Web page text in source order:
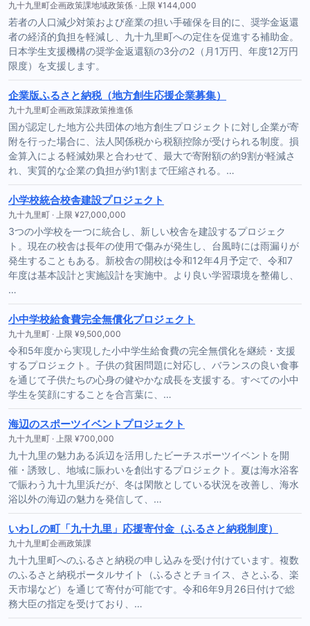
九十九里町企画政策課地域政策係 · 上限 ¥144,000
若者の人口減少対策および産業の担い手確保を目的に、奨学金返還
者の経済的負担を軽減し、九十九里町への定住を促進する補助金。
日本学生支援機構の奨学金返還額の3分の2（月1万円、年度12万円
限度）を支援します。
企業版ふるさと納税（地方創生応援企業募集）
九十九里町企画政策課政策推進係
国が認定した地方公共団体の地方創生プロジェクトに対し企業が寄
附を行った場合に、法人関係税から税額控除が受けられる制度。損
金算入による軽減効果と合わせて、最大で寄附額の約9割が軽減さ
れ、実質的な企業の負担が約1割まで圧縮される。…
小学校統合校舎建設プロジェクト
九十九里町 · 上限 ¥27,000,000
3つの小学校を一つに統合し、新しい校舎を建設するプロジェク
ト。現在の校舎は長年の使用で傷みが発生し、台風時には雨漏りが
発生することもある。新校舎の開校は令和12年4月予定で、令和7
年度は基本設計と実施設計を実施中。より良い学習環境を整備し、
…
小中学校給食費完全無償化プロジェクト
九十九里町 · 上限 ¥9,500,000
令和5年度から実現した小中学生給食費の完全無償化を継続・支援
するプロジェクト。子供の貧困問題に対応し、バランスの良い食事
を通じて子供たちの心身の健やかな成長を支援する。すべての小中
学生を笑顔にすることを合言葉に、…
海辺のスポーツイベントプロジェクト
九十九里町 · 上限 ¥700,000
九十九里の魅力ある浜辺を活用したビーチスポーツイベントを開
催・誘致し、地域に賑わいを創出するプロジェクト。夏は海水浴客
で賑わう九十九里浜だが、冬は閑散としている状況を改善し、海水
浴以外の海辺の魅力を発信して、…
いわしの町「九十九里」応援寄付金（ふるさと納税制度）
九十九里町企画政策課
九十九里町へのふるさと納税の申し込みを受け付けています。複数
のふるさと納税ポータルサイト（ふるさとチョイス、さとふる、楽
天市場など）を通じて寄付が可能です。令和6年9月26日付けで総
務大臣の指定を受けており、…